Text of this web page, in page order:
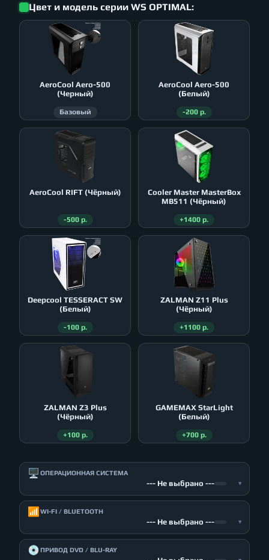
Цвет и модель серии WS OPTIMAL:
AeroСool Aero-500
(Черный)
Базовый
AeroСool Aero-500
(Белый)
-200 р.
AeroСool RIFT (Чёрный)
-500 р.
Cooler Master MasterBox
MB511 (Чёрный)
+1400 р.
Deepcool TESSERACT SW
(Белый)
-100 р.
ZALMAN Z11 Plus
(Чёрный)
+1100 р.
ZALMAN Z3 Plus
(Чёрный)
+100 р.
GAMEMAX StarLight
(Белый)
+700 р.
🖥️ ОПЕРАЦИОННАЯ СИСТЕМА
--- Не выбрано --- ▾
📶 WI-FI / BLUETOOTH
--- Не выбрано --- ▾
💿ПРИВОД DVD / BLU-RAY